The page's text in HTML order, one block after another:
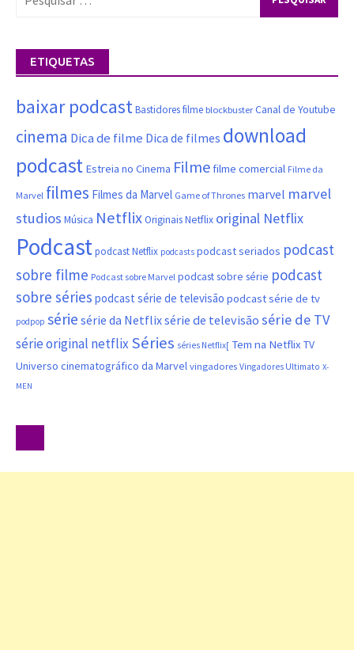
ETIQUETAS
baixar podcastBastidores filme blockbuster Canal de Youtube
cinema Dica de filme Dica de filmes download
podcast Estreia no Cinema Filmefilme comercial Filme da
Marvel filmes Filmes da Marvel Game of Thrones marvel marvel
studios Música NetflixOriginais Netflix original Netflix
Podcastpodcast Netflix podcasts podcast seriados podcast
sobre filme Podcast sobre Marvel podcast sobre série podcast
sobre séries podcast série de televisão podcast série de tv
podpop série série da Netflixsérie de televisão série de TV
série original netflix Séries séries Netflix[ Tem na Netflix TV
Universo cinematográfico da Marvel vingadores Vingadores Ultimato X-
MEN